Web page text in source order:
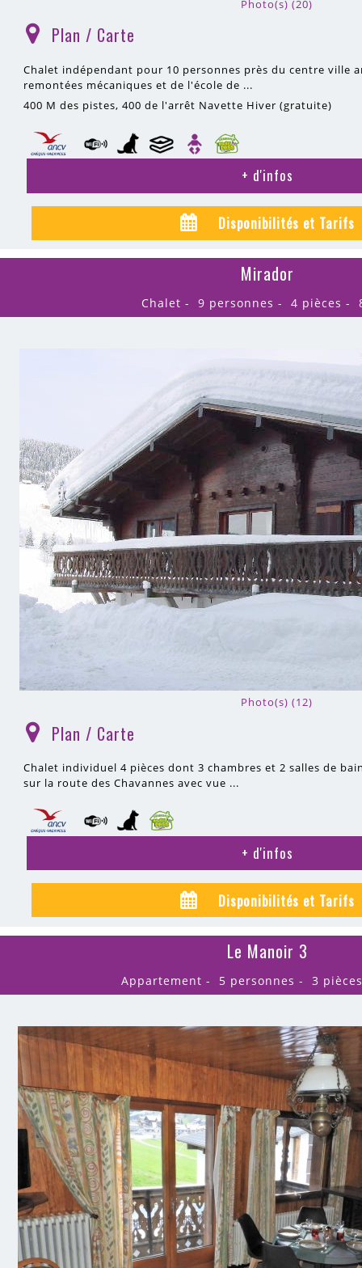
Photo(s) (20)
Plan / Carte
Chalet indépendant pour 10 personnes près du centre ville
remontées mécaniques et de l'école de ...
400 M des pistes 400 de l'arrêt Navette Hiver (gratuite)
+ d'infos
Disponibilités et Tarifs
Photo(s) (12)
Mirador
Chalet 9 personnes 4 pièces
Plan / Carte
Chalet individuel 4 pièces dont 3 chambres et 2 salles de
sur la route des Chavannes avec vue ...
+ d'infos
Disponibilités et Tarifs
Le Manoir 3
Appartement 5 personnes 3 pièces